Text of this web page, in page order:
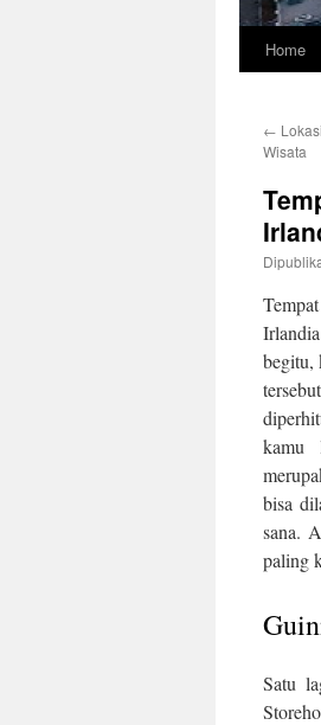
Langsung
Home
←
Wisata
begitu,
kamu
bisa
sana.
paling
Satu